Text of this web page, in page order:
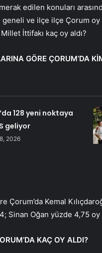
edilen konuları
ve ilçe ilçe Çorum oy
İttifakı kaç oy aldı?
GÖRE ÇORUM’DA
128 yeni noktaya
geliyor
2026
Çorum’da Kemal
Sinan Oğan yüzde 4,75
KAÇ OY ALDI?